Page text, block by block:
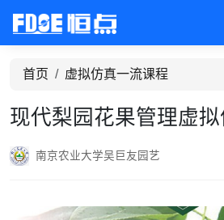
首页 虚拟仿真一流课程
现代梨园花果管理虚
南京农业大学吴巨友 园艺